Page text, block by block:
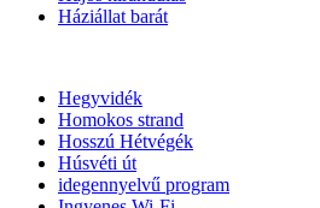
Háziállat barát
Hegyvidék
Homokos strand
Hosszú Hétvégék
Húsvéti út
idegennyelvű program